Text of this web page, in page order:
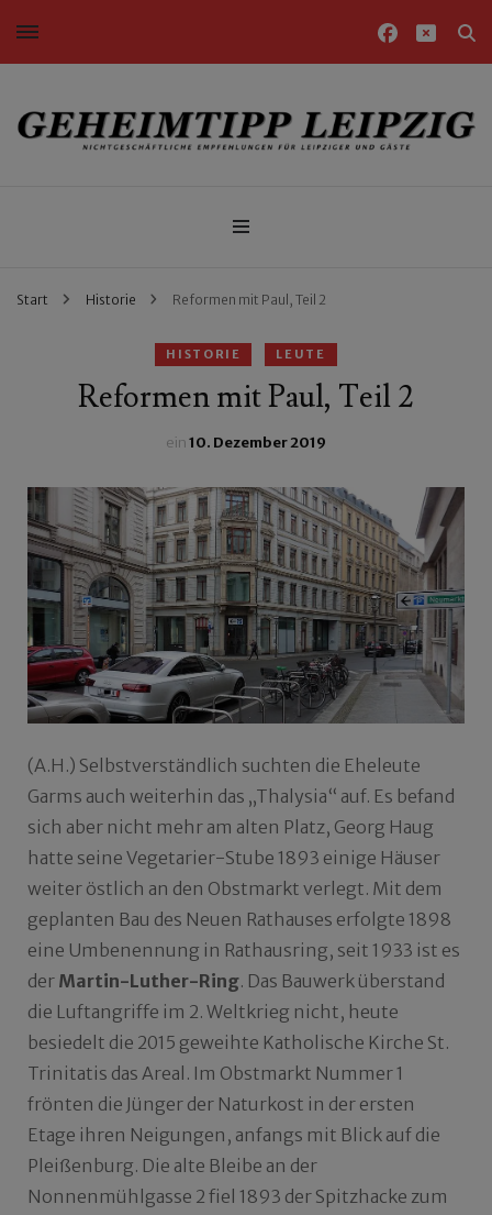
Nichtgeschäftliche Empfehlungen für Leipziger und Gäste
Start Historie Reformen mit Paul, Teil 2
HISTORIE LEUTE
Reformen mit Paul, Teil 2
ein10. Dezember 2019
(A.H.) Selbstverständlich suchten die Eheleute
Garms auch weiterhin das „Thalysia“ auf. Es befand
sich aber nicht mehr am alten Platz, Georg Haug
hatte seine Vegetarier-Stube 1893 einige Häuser
weiter östlich an den Obstmarkt verlegt. Mit dem
geplanten Bau des Neuen Rathauses erfolgte 1898
eine Umbenennung in Rathausring, seit 1933 ist es
der Martin-Luther-Ring. Das Bauwerk überstand
die Luftangriffe im 2. Weltkrieg nicht, heute
besiedelt die 2015 geweihte Katholische Kirche St.
Trinitatis das Areal. Im Obstmarkt Nummer 1
frönten die Jünger der Naturkost in der ersten
Etage ihren Neigungen, anfangs mit Blick auf die
Pleißenburg. Die alte Bleibe an der
Nonnenmühlgasse 2 fiel 1893 der Spitzhacke zum